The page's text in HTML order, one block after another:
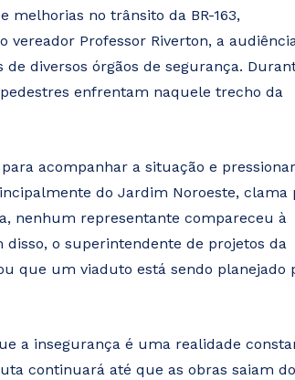
melhorias no trânsito da BR-163,
vereador Professor Riverton, a
diversos órgãos de segurança.
enfrentam naquele trecho da
acompanhar a situação e
do Jardim Noroeste, clama
nenhum representante compareceu à
o superintendente de projetos da
que um viaduto está sendo planejado
a insegurança é uma realidade
continuará até que as obras saiam do